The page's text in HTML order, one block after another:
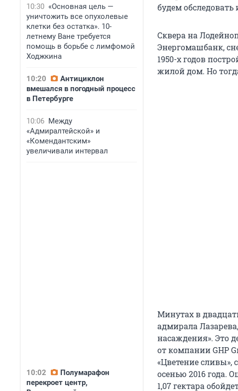
10:30 «Основная цель —
уничтожить все опухолевые
клетки без остатка». 10-
летнему Ване требуется
помощь в борьбе с лимфомой
Ходжкина
10:20
Антициклон
вмешался в погодный процесс
в Петербурге
10:06 Между
«Адмиралтейской» и
«Комендантским»
увеличивали интервал
10:02
Полумарафон
перекроет центр,
будем
Сквера на
Энергомашбанк,
1950-х годов
жилой дом. Но
Минутах в
адмирала
насаждения». Это
от компании GHP
«Цветение сливы»,
осенью 2016 года.
1,07 гектара